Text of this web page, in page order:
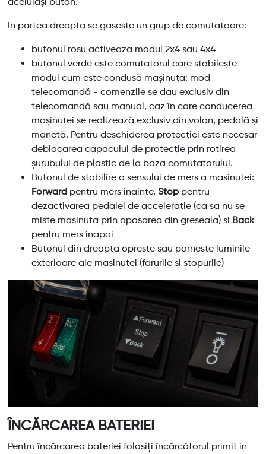
In partea dreapta se gaseste un grup de comutatoare:
butonul rosu activeaza modul 2x4 sau 4x4
butonul verde este comutatorul care stabilește
modul cum este condusă mașinuța: mod
telecomandă - comenzile se dau exclusiv din
telecomandă sau manual, caz în care conducerea
mașinuței se realizează exclusiv din volan, pedală și
manetă. Pentru deschiderea protecției este necesar
deblocarea capacului de protecție prin rotirea
șurubului de plastic de la baza comutatorului.
Butonul de stabilire a sensului de mers a masinutei:
Forward pentru mers inainte, Stop pentru
dezactivarea pedalei de acceleratie (ca sa nu se
miste masinuta prin apasarea din greseala) si Back
pentru mers inapoi
Butonul din dreapta opreste sau porneste luminile
exterioare ale masinutei (farurile si stopurile)
ÎNCĂRCAREA BATERIEI
Pentru încărcarea bateriei folosiți încărcătorul primit in